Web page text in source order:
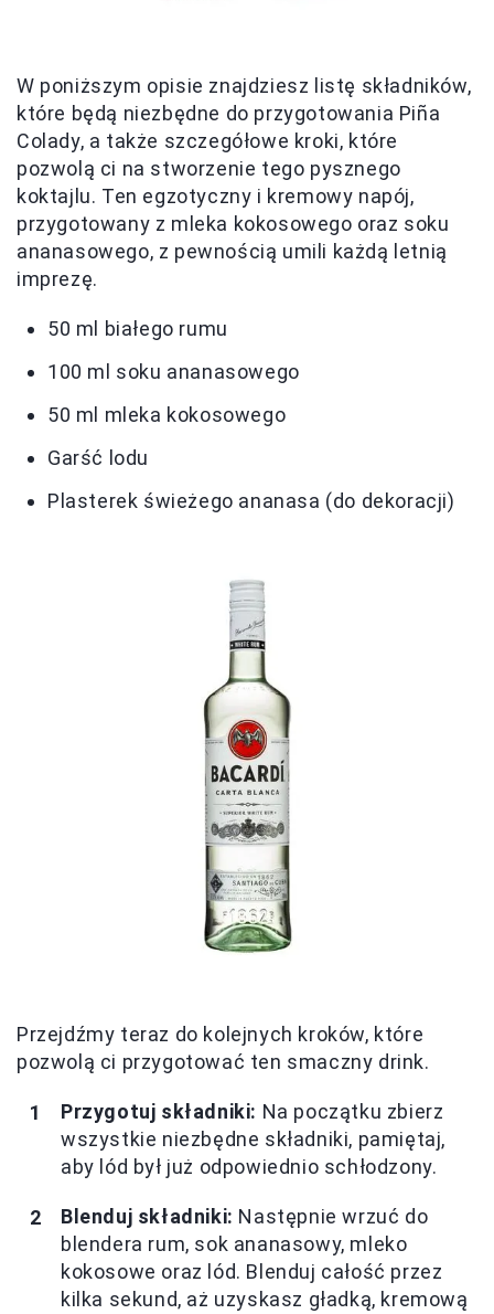
W poniższym opisie znajdziesz listę składników,
które będą niezbędne do przygotowania Piña
Colady, a także szczegółowe kroki, które
pozwolą ci na stworzenie tego pysznego
koktajlu. Ten egzotyczny i kremowy napój,
przygotowany z mleka kokosowego oraz soku
ananasowego, z pewnością umili każdą letnią
imprezę.
50 ml białego rumu
100 ml soku ananasowego
50 ml mleka kokosowego
Garść lodu
Plasterek świeżego ananasa (do dekoracji)
Przejdźmy teraz do kolejnych kroków, które
pozwolą ci przygotować ten smaczny drink.
Przygotuj składniki: Na początku zbierz
wszystkie niezbędne składniki, pamiętaj,
aby lód był już odpowiednio schłodzony.
Blenduj składniki: Następnie wrzuć do
blendera rum, sok ananasowy, mleko
kokosowe oraz lód. Blenduj całość przez
kilka sekund, aż uzyskasz gładką, kremową